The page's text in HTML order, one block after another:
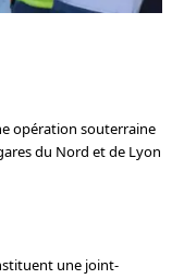
opération souterraine
du Nord et de Lyon
une joint-